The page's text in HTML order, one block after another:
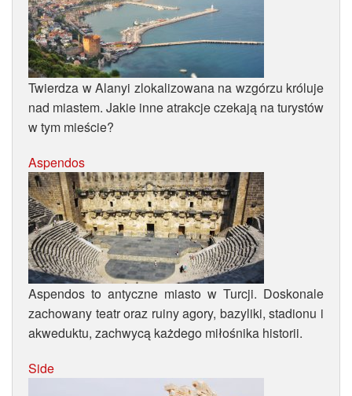
Turecka Kuchnia
Pamiątki
Twierdza w Alanyi zlokalizowana na wzgórzu króluje
nad miastem. Jakie inne atrakcje czekają na turystów
w tym mieście?
Aspendos
Aspendos to antyczne miasto w Turcji. Doskonale
zachowany teatr oraz ruiny agory, bazyliki, stadionu i
akweduktu, zachwycą każdego miłośnika historii.
Side